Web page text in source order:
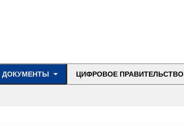
ДОКУМЕНТЫ ЦИФРОВОЕ ПРАВИТЕЛЬСТВО